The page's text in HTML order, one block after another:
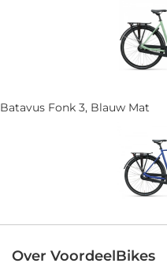
Batavus Fonk 3, Blauw Mat
Over VoordeelBikes